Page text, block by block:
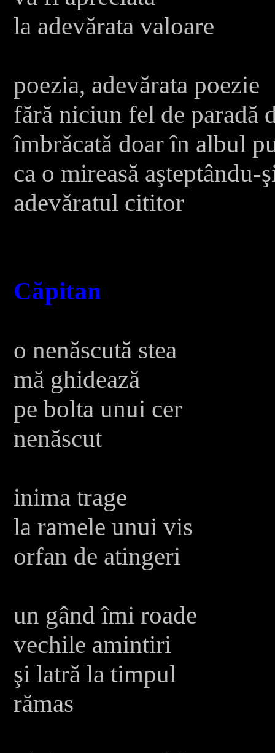
la adevărata valoare
poezia, adevărata poezie
fără niciun fel de paradă
îmbrăcată doar în albul
ca o mireasă aşteptându-
adevăratul cititor
Căpitan
o nenăscută stea
mă ghidează
pe bolta unui cer
nenăscut
inima trage
la ramele unui vis
orfan de atingeri
un gând îmi roade
vechile amintiri
şi latră la timpul
rămas